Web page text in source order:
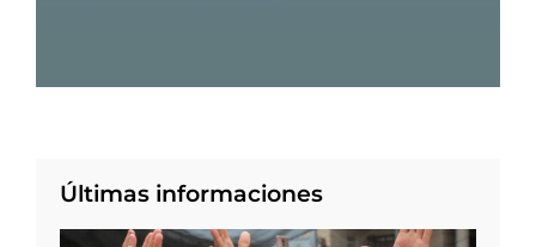
Últimas informaciones